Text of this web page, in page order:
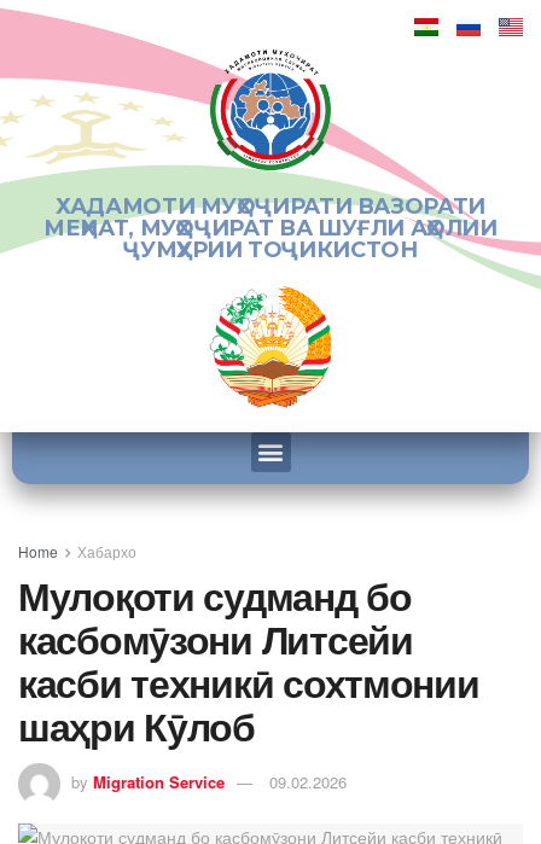
ХАДАМОТИ МУҲОҶИРАТИ ВАЗОРАТИ
МЕҲНАТ, МУҲОҶИРАТ ВА ШУҒЛИ АҲОЛИИ
ҶУМҲУРИИ ТОҶИКИСТОН
Home Хабархо
Мулоқоти судманд бо
касбомӯзони Литсейи
касби техникӣ сохтмонии
шаҳри Кӯлоб
by Migration Service 09.02.2026